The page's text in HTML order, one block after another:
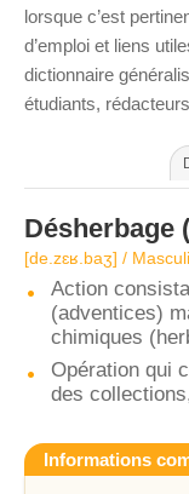
lorsque c’est
d’emploi et liens
dictionnaire
étudiants,
Désherbage
[de.zɛʁ.baʒ] /
Action
(adventices)
chimiques
Opération qui
des
Informations